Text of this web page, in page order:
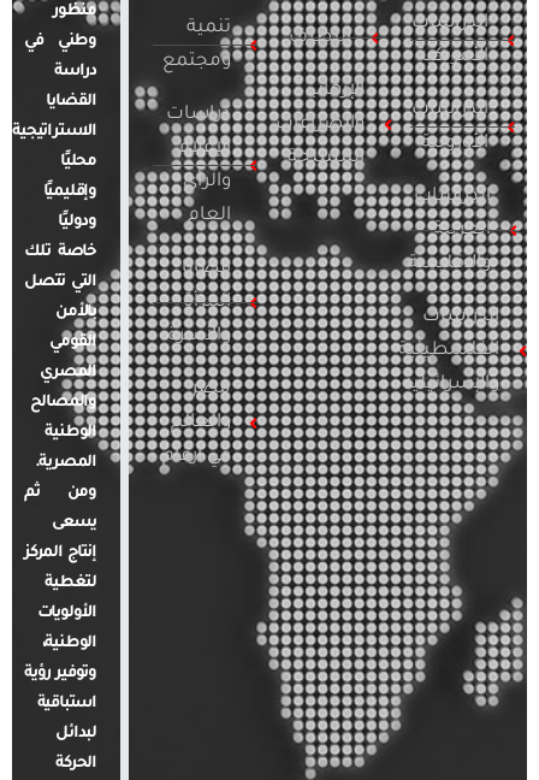
الدراسات
الأمريكية
الدراسات
الأوروبية
الدراسات
العربية
والإقليمية
الدراسات
الفلسطينية
والإسرائيلية
التطرف
الإرهاب
والصراعات
المسلحة
تنمية
ومجتمع
دراسات
الإعلام
والرأي
العام
قضايا
المرأة
والأسرة
مصر
والعالم
في أرقام
منظور
وطني في
دراسة
القضايا
الاستراتيجية
محليًا
وإقليميًا
ودوليًا
خاصة تلك
التي تتصل
بالأمن
القومي
المصري
والمصالح
الوطنية
المصرية.
ومن ثم
يسعى
إنتاج المركز
لتغطية
الأولويات
الوطنية،
وتوفير رؤية
استباقية
لبدائل
الحركة